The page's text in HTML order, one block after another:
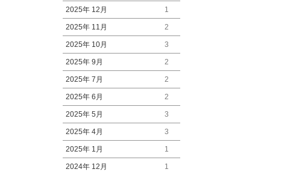
2025年 12月 1
2025年 11月 2
2025年 10月 3
2025年 9月 2
2025年 7月 2
2025年 6月 2
2025年 5月 3
2025年 4月 3
2025年 1月 1
2024年 12月 1